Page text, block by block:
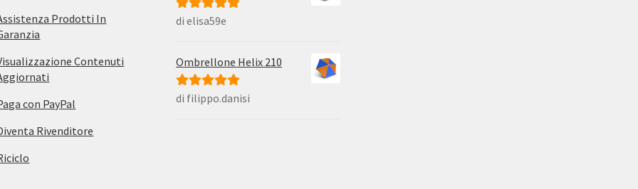
Prodotti In
Contenuti
con PayPal
Rivenditore
Valutato5su
di elisa59e
Ombrellone Helix 210
Valutato5su
di filippo.danisi